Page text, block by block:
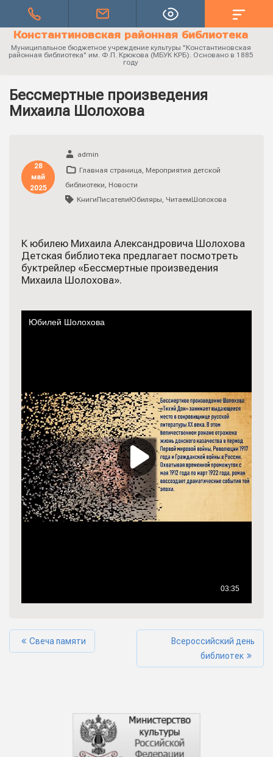
Константиновская районная библиотека
Муниципальное бюджетное учреждение культуры "Константиновская
районная библиотека" им. Ф.П. Крюкова (МБУК КРБ). Основано в 1885
году
Бессмертные произведения
Михаила Шолохова
28
май
2025
admin
Главная страница, Мероприятия детской
библиотеки, Новости
КнигиПисателиЮбиляры, ЧитаемШолохова
К юбилею Михаила Александровича Шолохова
Детская библиотека предлагает посмотреть
буктрейлер «Бессмертные произведения
Михаила Шолохова».
Свеча памяти
Всероссийский день
библиотек